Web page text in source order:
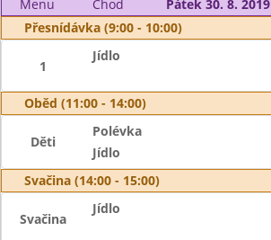
Menu Chod
Pátek 30. 8. 2019
Přesnídávka (9:00 - 10:00)
1
Jídlo
Oběd (11:00 - 14:00)
Děti
Polévka
Jídlo
Svačina (14:00 - 15:00)
Svačina
Jídlo